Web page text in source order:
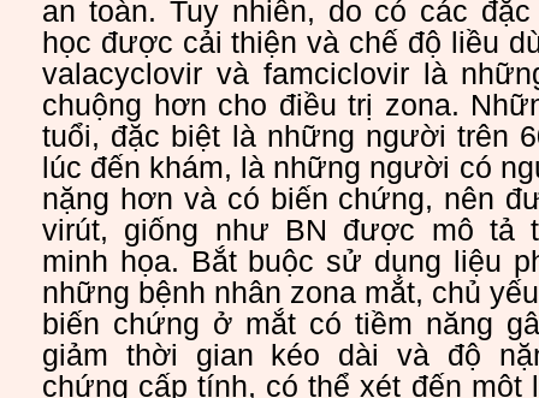
an toàn. Tuy nhiên, do có các
học được cải thiện và chế độ liều
valacyclovir và famciclovir là
chuộng hơn cho điều trị zona.
tuổi, đặc biệt là những người trên
lúc đến khám, là những người có
nặng hơn và có biến chứng, nên
virút, giống như BN được mô tả
minh họa. Bắt buộc sử dụng liệu
những bệnh nhân zona mắt, chủ
biến chứng ở mắt có tiềm năng
giảm thời gian kéo dài và độ
chứng cấp tính, có thể xét đến một